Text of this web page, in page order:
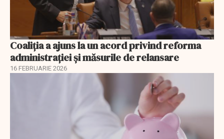
Coaliția a ajuns la un acord privind reforma
administrației și măsurile de relansare
16 FEBRUARIE 2026